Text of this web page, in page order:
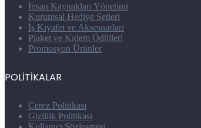
İnsan Kaynakları Yönetimi
Kurumsal Hediye Setleri
İş Kıyafet ve Aksesuarları
Plaket ve Kıdem Ödülleri
Promosyon Ürünler
POLİTİKALAR
Çerez Politikası
Gizlilik Politikası